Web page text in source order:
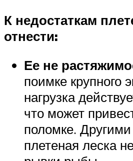
К недостаткам
отнести:
Ее не
поимке крупного
нагрузка
что может
поломке.
плетеная леска